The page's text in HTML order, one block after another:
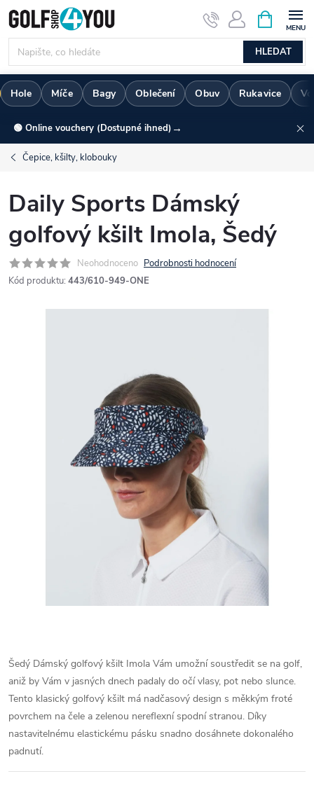
Přejít
na
obsah
HLEDAT
NÁKUPNÍ
KOŠÍK
Hole Míče Bagy Oblečení Obuv Rukavice
🟢 Online vouchery (Dostupné ihned) →
Čepice, kšilty, klobouky
Daily Sports Dámský
golfový kšilt Imola, Šedý
Neohodnoceno Podrobnosti hodnocení
Kód produktu: 443/610-949-ONE
Šedý Dámský golfový kšilt Imola Vám umožní soustředit se na golf,
aniž by Vám v jasných dnech padaly do očí vlasy, pot nebo slunce.
Tento klasický golfový kšilt má nadčasový design s měkkým froté
povrchem na čele a zelenou nereflexní spodní stranou. Díky
nastavitelnému elastickému pásku snadno dosáhnete dokonalého
padnutí.